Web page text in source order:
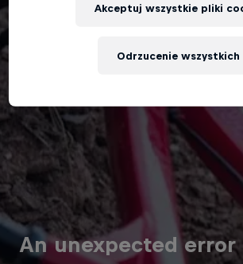
An unexpected error
Odrzucenie wszystkich
Akceptuj wszystkie pliki